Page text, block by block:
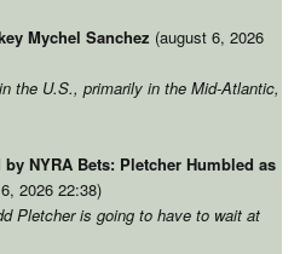
Mychel Sanchez (august 6, 2026
the U.S., primarily in the Mid-Atlantic,
NYRA Bets: Pletcher Humbled as
2026 22:38)
Pletcher is going to have to wait at